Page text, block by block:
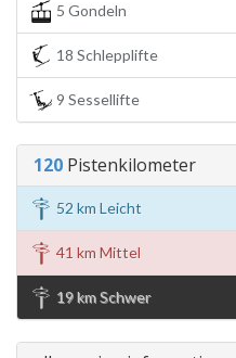
5 Gondeln
18 Schlepplifte
9 Sessellifte
120 Pistenkilometer
52 km Leicht
41 km Mittel
19 km Schwer